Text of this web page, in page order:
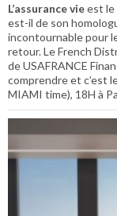
L’assurance vieest le
est-il de son
incontournable pour
retour. Le French
de USAFRANCE
comprendre et c’est
MIAMI time), 18H à